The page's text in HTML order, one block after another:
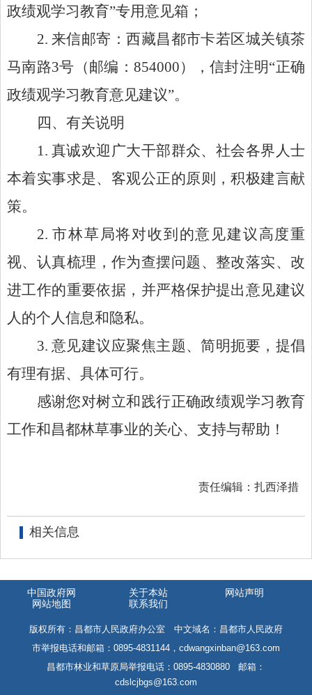
政绩观学习教育”专用意见箱 ；
2. 来信邮寄：西藏昌都市卡若区城关镇茶
马南路3号 （邮编：854000），信封注明“正确
政绩观学习教育意见建议”。
四、有关说明
1. 真诚欢迎广大干部群众、社会各界人士
本着实事求是、客观公正的原则，积极建言献
策。
2. 市林草局将对收到的意见建议高度重
视、认真梳理 ， 作为查摆问题、整改落实、改
进工作的重要依据，并严格保护提出意见建议
人的个人信息和隐私。
3. 意见建议应聚焦主题、简明扼要，提倡
有理有据、具体可行。
感谢您对树立和践行正确政绩观学习教育
工作和昌都林草事业的关心、支持与帮助！
责任编辑：扎西泽措
相关信息
中国政府网 关于本站
网站声明
网站地图
联系我们
版权所有：昌都市人民政府办公室 中文域名：昌都市人民政府
市举报电话和邮箱：0895-4831144，cdwangxinban@163.com
昌都市林业和草原局举报电话：0895-4830880 邮箱：
cdslcjbgs@163.com